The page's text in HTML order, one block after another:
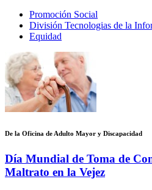
Promoción Social
División Tecnologias de la
Equidad
De la Oficina de Adulto Mayor y Discapacidad
Día Mundial de Toma de
Maltrato en la Vejez